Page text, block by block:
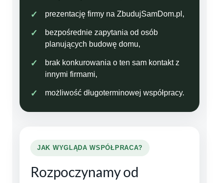
prezentację firmy na ZbudujSamDom.pl,
bezpośrednie zapytania od osób
planujących budowę domu,
brak konkurowania o ten sam kontakt z
innymi firmami,
możliwość długoterminowej współpracy.
JAK WYGLĄDA WSPÓŁPRACA?
Rozpoczynamy od